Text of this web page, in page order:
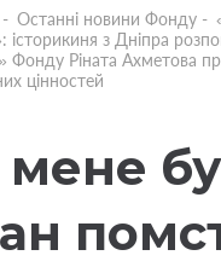
- Останні новини Фонду -
історикиня з Дніпра
Фонду Ріната Ахметова
цінностей
мене